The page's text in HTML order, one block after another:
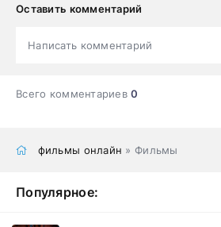
Оставить комментарий
Написать комментарий
Всего комментариев0
фильмы онлайн » Фильмы
Популярное: